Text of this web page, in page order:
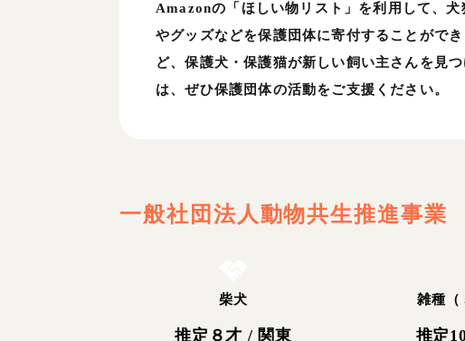
Amazonの「ほしい物リスト」を利用して、
やグッズなどを保護団体に寄付することがで
ど、保護犬・保護猫が新しい飼い主さんを見
は、ぜひ保護団体の活動をご支援ください。
一般社団法人動物共生推進事
柴犬
推定８才 / 関東
雑種（
推定